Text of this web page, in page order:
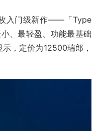
入门级新作——「Type
、最轻盈、功能最基础
，定价为12500瑞郎，